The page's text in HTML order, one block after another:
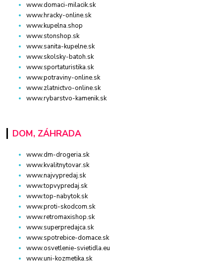
www.domaci-milacik.sk
www.hracky-online.sk
www.kupelna.shop
www.stonshop.sk
www.sanita-kupelne.sk
www.skolsky-batoh.sk
www.sportaturistika.sk
www.potraviny-online.sk
www.zlatnictvo-online.sk
www.rybarstvo-kamenik.sk
DOM, ZÁHRADA
www.dm-drogeria.sk
www.kvalitnytovar.sk
www.najvypredaj.sk
www.topvypredaj.sk
www.top-nabytok.sk
www.proti-skodcom.sk
www.retromaxishop.sk
www.superpredajca.sk
www.spotrebice-domace.sk
www.osvetlenie-svietidla.eu
www.uni-kozmetika.sk